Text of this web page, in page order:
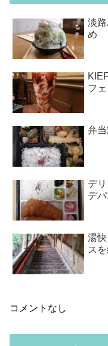
淡
め
フ
弁
デ
デ
湯
ス
コメントなし